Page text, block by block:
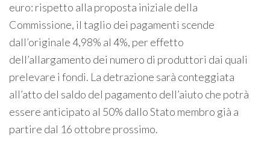
euro: rispetto alla proposta iniziale della
Commissione, il taglio dei pagamenti scende
dall’originale 4,98% al 4%, per effetto
dell’allargamento dei numero di produttori dai quali
prelevare i fondi. La detrazione sarà conteggiata
all’atto del saldo del pagamento dell’aiuto che potrà
essere anticipato al 50% dallo Stato membro già a
partire dal 16 ottobre prossimo.